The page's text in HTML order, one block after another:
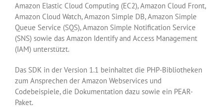
Amazon Elastic Cloud Computing (EC2), Amazon Cloud Front,
Amazon Cloud Watch, Amazon Simple DB, Amazon Simple
Queue Service (SQS), Amazon Simple Notification Service
(SNS) sowie das Amazon Identify and Access Management
(IAM) unterstützt.
Das SDK in der Version 1.1 beinhaltet die PHP-Bibliotheken
zum Ansprechen der Amazon Webservices und
Codebeispiele, die Dokumentation dazu sowie ein PEAR-
Paket.